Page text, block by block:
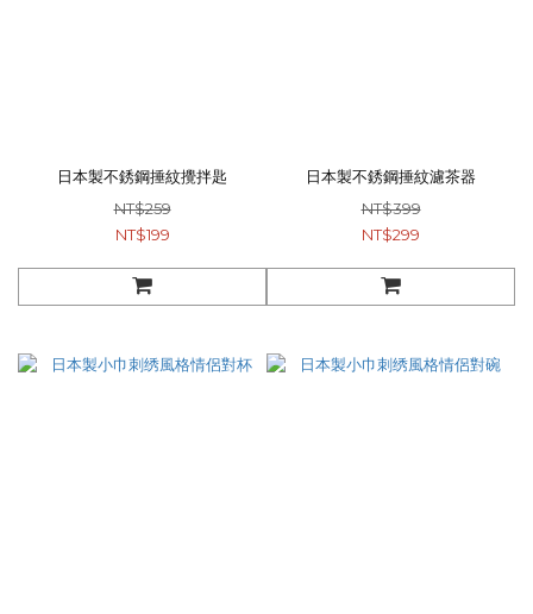
日本製不銹鋼捶紋攪拌匙
NT$259
NT$199
日本製不銹鋼捶紋濾茶器
NT$399
NT$299